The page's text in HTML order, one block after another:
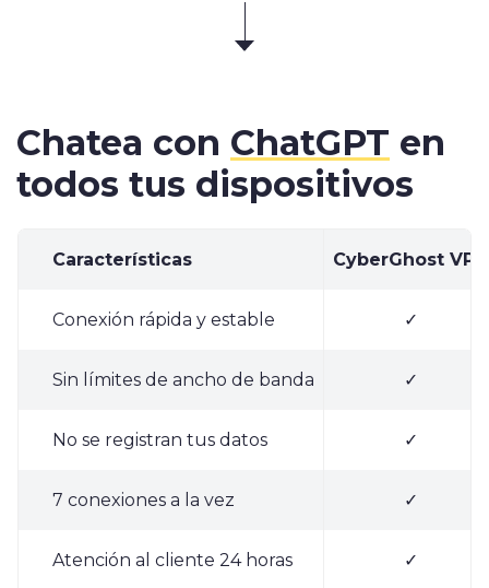
Chatea con ChatGPT en
todos tus dispositivos
Características CyberGhost VPN
Conexión rápida y estable ✓
Sin límites de ancho de banda ✓
No se registran tus datos ✓
7 conexiones a la vez ✓
Atención al cliente 24 horas ✓